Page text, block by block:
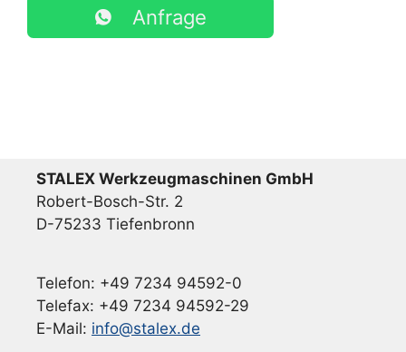
Anfrage
STALEX Werkzeugmaschinen GmbH
Robert-Bosch-Str. 2
D-75233 Tiefenbronn
Telefon: +49 7234 94592-0
Telefax: +49 7234 94592-29
E-Mail: info@stalex.de